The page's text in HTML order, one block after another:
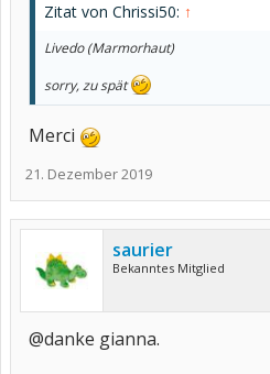
Zitat von Chrissi50: ↑
Livedo (Marmorhaut)
sorry, zu spät
Merci
21. Dezember 2019
saurier
Bekanntes Mitglied
@danke gianna.